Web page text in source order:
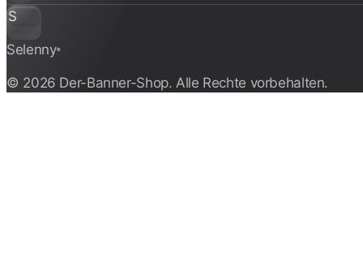
S
Selenny®
© 2026 Der-Banner-Shop. Alle Rechte vorbehalten.